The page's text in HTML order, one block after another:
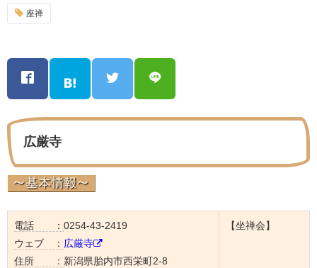
座禅
広厳寺
電話 ： 0254-43-2419
ウェブ ： 広厳寺
住所 ： 新潟県胎内市西栄町2-8
【坐禅会】